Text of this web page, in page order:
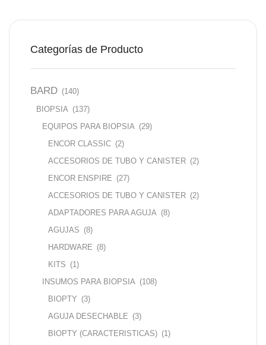
Categorías de Producto
BARD (140)
BIOPSIA (137)
EQUIPOS PARA BIOPSIA (29)
ENCOR CLASSIC (2)
ACCESORIOS DE TUBO Y CANISTER (2)
ENCOR ENSPIRE (27)
ACCESORIOS DE TUBO Y CANISTER (2)
ADAPTADORES PARA AGUJA (8)
AGUJAS (8)
HARDWARE (8)
KITS (1)
INSUMOS PARA BIOPSIA (108)
BIOPTY (3)
AGUJA DESECHABLE (3)
BIOPTY (CARACTERISTICAS) (1)